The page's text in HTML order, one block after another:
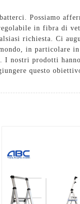
Possiamo
in fibra di
richiesta. Ci
in particolare in
I nostri prodotti
questo